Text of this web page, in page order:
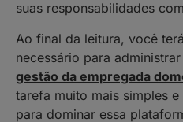
suas responsabilidades
Ao final da leitura, você
necessário para
gestão da empregada
tarefa muito mais simples
para dominar essa